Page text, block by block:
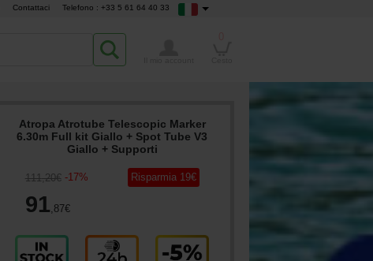
Contattaci Telefono : +33 5 61 64 40 33
Atropa Atrotube Telescopic Marker
6.30m Full kit Giallo + Spot Tube V3
Giallo + Supporti
111,20€ -17%
91,87€
Risparmia 19€